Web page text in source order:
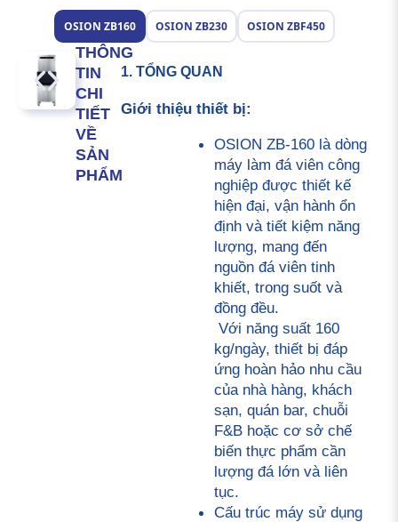
OSION ZB160 OSION ZB230 OSION ZBF450
THÔNG
TIN
CHI
TIẾT
VỀ
SẢN
PHẨM
1. TỔNG QUAN
Giới thiệu thiết bị:
OSION ZB-160 là dòng
máy làm đá viên công
nghiệp được thiết kế
hiện đại, vận hành ổn
định và tiết kiệm năng
lượng, mang đến
nguồn đá viên tinh
khiết, trong suốt và
đồng đều.
Với năng suất 160
kg/ngày, thiết bị đáp
ứng hoàn hảo nhu cầu
của nhà hàng, khách
sạn, quán bar, chuỗi
F&B hoặc cơ sở chế
biến thực phẩm cần
lượng đá lớn và liên
tục.
Cấu trúc máy sử dụng